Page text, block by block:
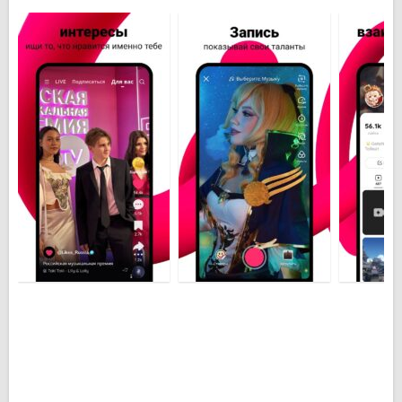
архива телефона, их тоже можно загрузить в
профиль. Поработайте с видео – в приложении
можно обрезать нежелательные кадры. К готовому
ролику можно применить следующие спецэффекты
– смесь черно-белых и цветных кадров, размытые
линии, негатив, испорченный телевизор и т.д. Если
Вы новичок и первый раз пользуетесь
приложением Likee (LIKE) на Андроид, то следует
пройти обучение. Для этого просмотрите
пошаговую инструкцию.
В приложении существует предварительный
просмотр, с помощью которого можно оценить